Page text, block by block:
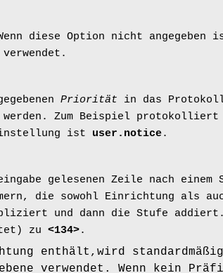
diese Option nicht angegeben
Priorität in das
werden. Zum Beispiel protokolliert
ist user.notice.
gelesenen Zeile nach
die sowohl Einrichtung als
und dann die Stufe
zu <134>.
enthält,wird standardmäßig
verwendet. Wenn kein